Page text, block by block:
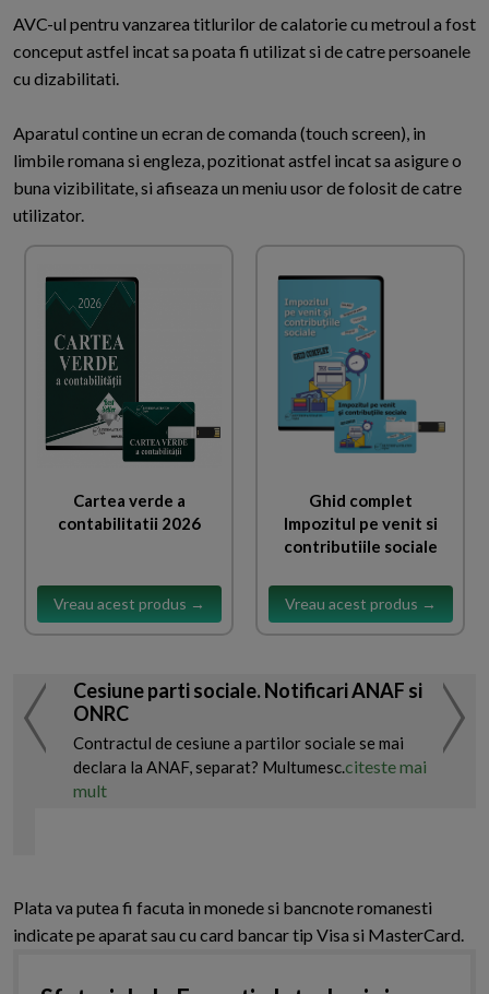
AVC-ul pentru vanzarea titlurilor de calatorie cu metroul a fost
conceput astfel incat sa poata fi utilizat si de catre persoanele
cu dizabilitati.
Aparatul contine un ecran de comanda (touch screen), in
limbile romana si engleza, pozitionat astfel incat sa asigure o
buna vizibilitate, si afiseaza un meniu usor de folosit de catre
utilizator.
Cartea verde a
contabilitatii 2026
Vreau acest produs →
Ghid complet
Impozitul pe venit si
contributiile sociale
Vreau acest produs →
Cesiune parti sociale. Notificari ANAF si
ONRC
Contractul de cesiune a partilor sociale se mai
declara la ANAF, separat? Multumesc.citeste mai
mult
Plata va putea fi facuta in monede si bancnote romanesti
indicate pe aparat sau cu card bancar tip Visa si MasterCard.